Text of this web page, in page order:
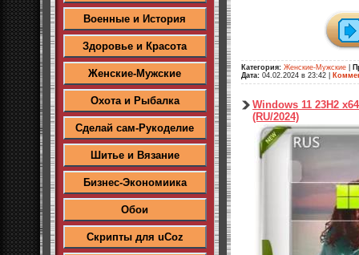
Военные и История
Здоровье и Красота
Женские-Мужские
Охота и Рыбалка
Сделай сам-Рукоделие
Шитье и Вязание
Бизнес-Экономиика
Обои
Скрипты для uCoz
Категория: Женские-Мужские
Дата: 04.02.2024 в 23:42
Windows 11 23H2
(RU/2024)